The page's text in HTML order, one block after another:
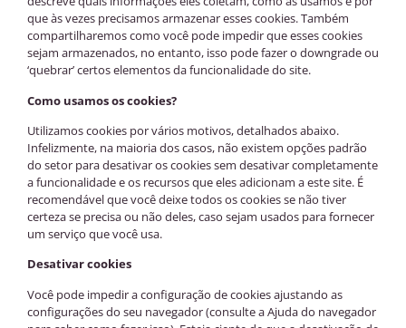
que às vezes precisamos armazenar esses cookies. Também
compartilharemos como você pode impedir que esses cookies
sejam armazenados, no entanto, isso pode fazer o downgrade ou
‘quebrar’ certos elementos da funcionalidade do site.
Como usamos os cookies?
Utilizamos cookies por vários motivos, detalhados abaixo.
Infelizmente, na maioria dos casos, não existem opções padrão
do setor para desativar os cookies sem desativar completamente
a funcionalidade e os recursos que eles adicionam a este site. É
recomendável que você deixe todos os cookies se não tiver
certeza se precisa ou não deles, caso sejam usados para fornecer
um serviço que você usa.
Desativar cookies
Você pode impedir a configuração de cookies ajustando as
configurações do seu navegador (consulte a Ajuda do navegador